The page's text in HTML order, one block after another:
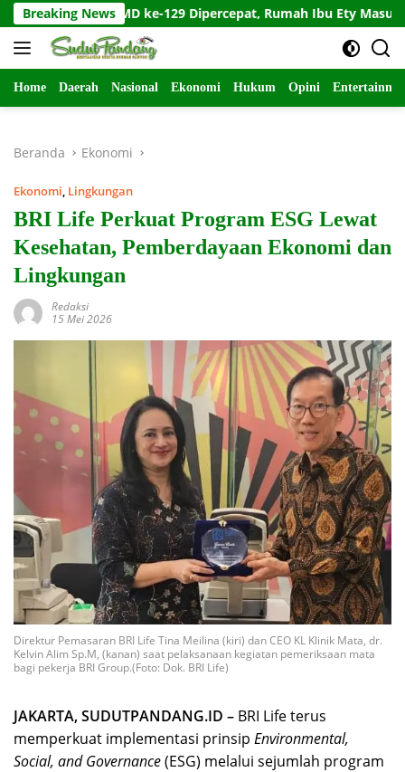
Langsung
ke
konten
Breaking News
TMMD ke-129 Dipercepat, Rumah Ibu Ety Masuki Tahap
Home Daerah Nasional Ekonomi Hukum Opini
Beranda Ekonomi
Ekonomi, Lingkungan
BRI Life Perkuat Program ESG Lewat
Kesehatan, Pemberdayaan Ekonomi dan
Lingkungan
Redaksi
15 Mei 2026
Direktur Pemasaran BRI Life Tina Meilina (kiri) dan CEO KL Klinik Mata, dr.
Kelvin Alim Sp.M, (kanan) saat pelaksanaan kegiatan pemeriksaan mata
bagi pekerja BRI Group.(Foto: Dok. BRI Life)
JAKARTA, SUDUTPANDANG.ID – BRI Life terus
memperkuat implementasi prinsip Environmental,
Social, and Governance(ESG) melalui sejumlah program